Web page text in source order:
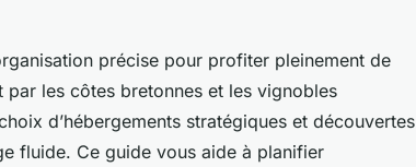
france
précise pour profiter pleinement de
par les côtes bretonnes et les vignobles
d’hébergements stratégiques et découvertes
fluide. Ce guide vous aide à planifier